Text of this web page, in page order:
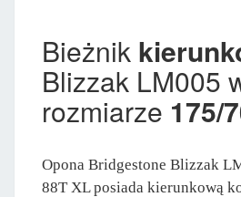
Bieżnik
Blizzak LM005
rozmiarze 175/
Opona Bridgestone Blizzak
88T XL posiada kierunkową